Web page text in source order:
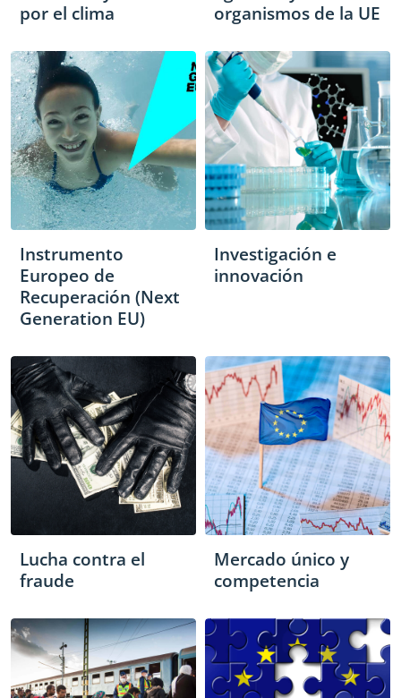
por el clima
organismos de la UE
Instrumento
Europeo de
Recuperación (Next
Generation EU)
Investigación e
innovación
Lucha contra el
fraude
Mercado único y
competencia